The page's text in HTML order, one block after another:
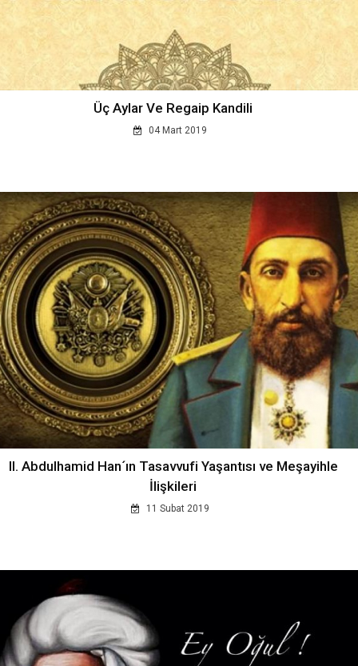
Üç Aylar Ve Regaip Kandili
04 Mart 2019
II. Abdulhamid Han´ın Tasavvufi Yaşantısı ve Meşayihle
İlişkileri
11 Subat 2019